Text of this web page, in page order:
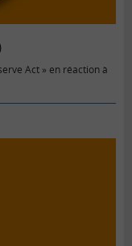
Act » en réaction à